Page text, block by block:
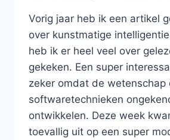
Vorig jaar heb ik een artikel
over kunstmatige intelligentie.
heb ik er heel veel over
gekeken. Een super
zeker omdat de wetenschap
softwaretechnieken
ontwikkelen. Deze week
toevallig uit op een super